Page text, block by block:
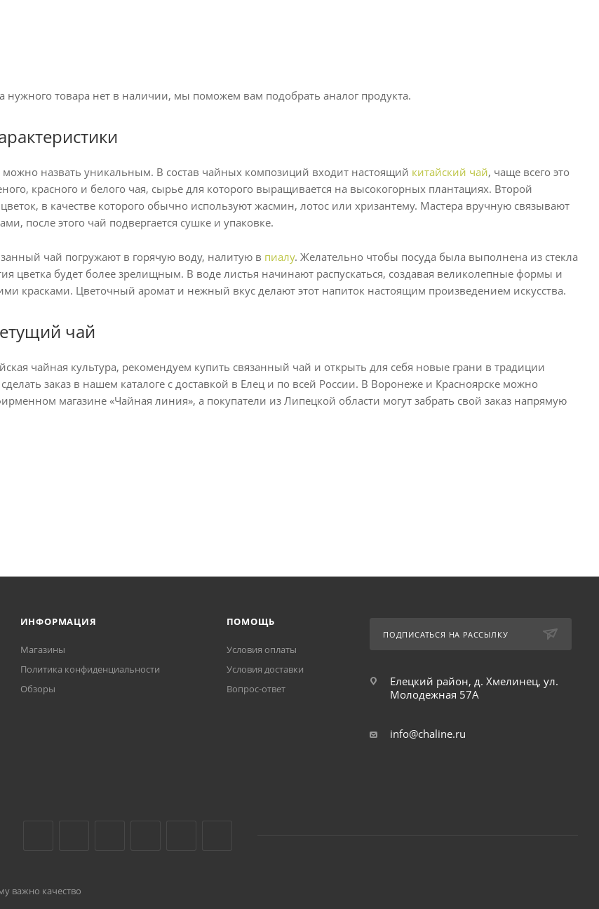
нужного товара нет в наличии, мы поможем вам подобрать аналог продукта.
можно назвать уникальным. В состав чайных композиций входит настоящий китайский чай, чаще всего это
красного и белого чая, сырье для которого выращивается на высокогорных плантациях. Второй
в качестве которого обычно используют жасмин, лотос или хризантему. Мастера вручную связывают
после этого чай подвергается сушке и упаковке.
чай погружают в горячую воду, налитую в пиалу. Желательно чтобы посуда была выполнена из стекла
цветка будет более зрелищным. В воде листья начинают распускаться, создавая великолепные формы и
красками. Цветочный аромат и нежный вкус делают этот напиток настоящим произведением искусства.
чай
чайная культура, рекомендуем купить связанный чай и открыть для себя новые грани в традиции
заказ в нашем каталоге с доставкой в Елец и по всей России. В Воронеже и Красноярске можно
магазине «Чайная линия», а покупатели из Липецкой области могут забрать свой заказ напрямую
ИНФОРМАЦИЯ
Магазины
Политика конфиденциальности
Обзоры
ПОМОЩЬ
Условия оплаты
Условия доставки
Вопрос-ответ
ПОДПИСАТЬСЯ НА РАССЫЛКУ
Елецкий район, д. Хмелинец, ул.
Молодежная 57А
info@chaline.ru
важно качество